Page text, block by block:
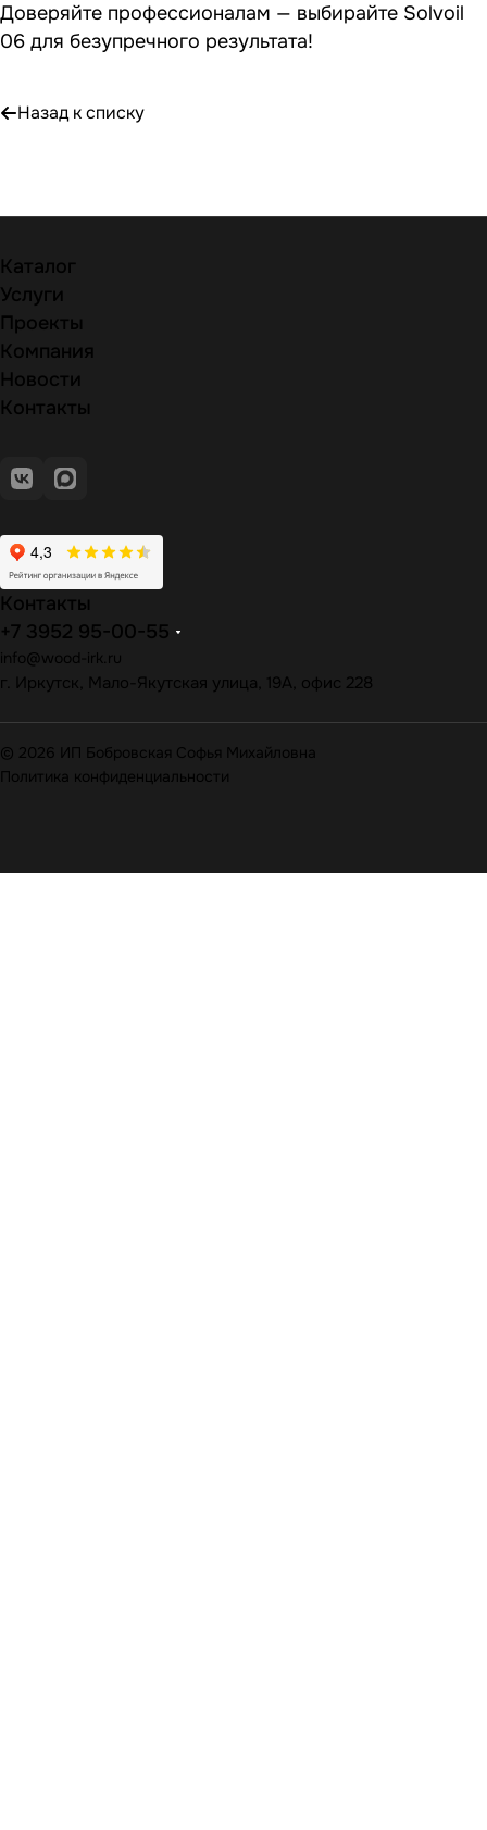
Доверяйте профессионалам — выбирайте Solvoil
06 для безупречного результата!
Назад к списку
Каталог
Услуги
Проекты
Компания
Новости
Контакты
Контакты
+7 3952 95-00-55
info@wood-irk.ru
г. Иркутск, Мало-Якутская улица, 19А, офис 228
© 2026 ИП Бобровская Софья Михайловна
Политика конфиденциальности